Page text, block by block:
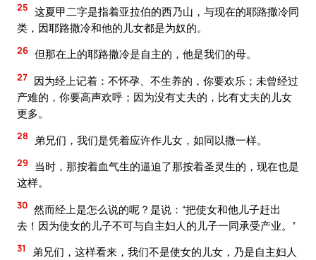
25 这夏甲二字是指着亚拉伯的西乃山，与现在的耶路撒冷同
类，因耶路撒冷和他的儿女都是为奴的。
26 但那在上的耶路撒冷是自主的，他是我们的母。
27 因为经上记着：不怀孕、不生养的，你要欢乐；未曾经过
产难的，你要高声欢呼；因为没有丈夫的，比有丈夫的儿女
更多。
28 弟兄们，我们是凭着应许作儿女，如同以撒一样。
29
当时，那按着血气生的逼迫了那按着圣灵生的，现在也是
这样。
30 然而经上是怎么说的呢？是说：“把使女和他儿子赶出
去！因为使女的儿子不可与自主妇人的儿子一同承受产业。”
31
弟兄们，这样看来，我们不是使女的儿女，乃是自主妇人